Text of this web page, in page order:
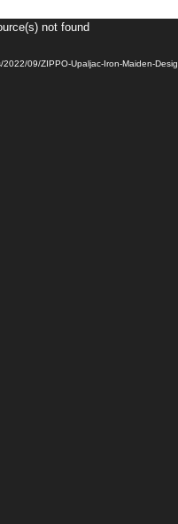
not found
09/ZIPPO-Upaljac-Iron-Maiden-